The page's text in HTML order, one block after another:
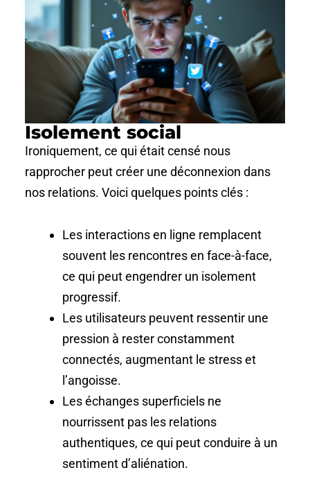
Isolement social
Ironiquement, ce qui était censé nous
rapprocher peut créer une déconnexion dans
nos relations. Voici quelques points clés :
Les interactions en ligne remplacent
souvent les rencontres en face-à-face,
ce qui peut engendrer un isolement
progressif.
Les utilisateurs peuvent ressentir une
pression à rester constamment
connectés, augmentant le stress et
l’angoisse.
Les échanges superficiels ne
nourrissent pas les relations
authentiques, ce qui peut conduire à un
sentiment d’aliénation.